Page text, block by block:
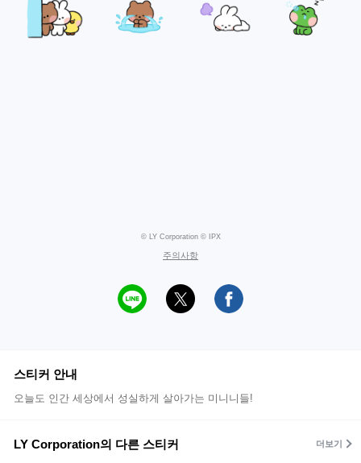
© LY Corporation © IPX
주의사항
스티커 안내
오늘도 인간 세상에서 성실하게 살아가는 미니니들!
LY Corporation의 다른 스티커 더보기